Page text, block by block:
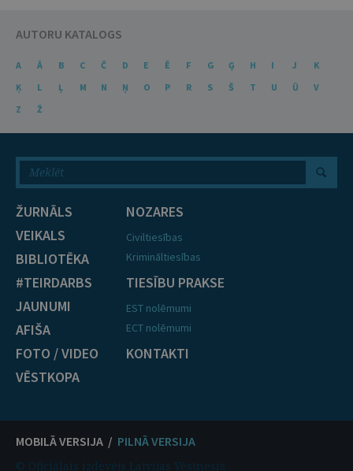
AUTORU KATALOGS
A Ā B C Č D E Ē F G Ģ H I J
K
Ķ
L Ļ M N Ņ O P R S Š T U Ū
V
Z
Ž
ŽURNĀLS
VEIKALS
BIBLIOTĒKA
#TEIRDARBS
JAUNUMI
AFIŠA
FOTO / VIDEO
VĒSTKOPA
NOZARES
Civiltiesības
Krimināltiesības
TIESĪBU PRAKSE
EST nolēmumi
ECT nolēmumi
KONTAKTI
MOBILĀ VERSIJA / PILNĀ VERSIJA
© Oficiālais izdevējs Latvijas Vēstnesis